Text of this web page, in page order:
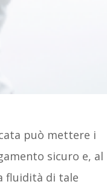
può mettere i
sicuro e, al
fluidità di tale